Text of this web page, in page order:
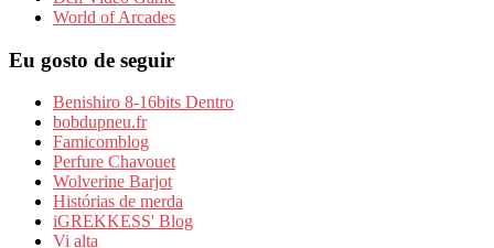
World of Arcades
Eu gosto de seguir
Benishiro 8-16bits Dentro
bobdupneu.fr
Famicomblog
Perfure Chavouet
Wolverine Barjot
Histórias de merda
iGREKKESS' Blog
Vi alta